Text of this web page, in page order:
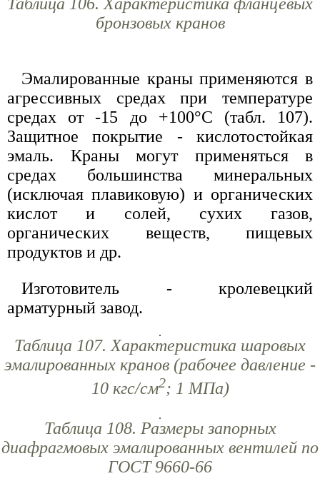
Таблица 106. Характеристика фланцевых
бронзовых кранов
Эмалированные краны применяются в
агрессивных средах при температуре
средах от -15 до +100°С (табл. 107).
Защитное покрытие - кислотостойкая
эмаль. Краны могут применяться в
средах большинства минеральных
(исключая плавиковую) и органических
кислот и солей, сухих газов,
органических веществ, пищевых
продуктов и др.
Изготовитель - кролевецкий
арматурный завод.
Таблица 107. Характеристика шаровых
эмалированных кранов (рабочее давление -
10 кгс/см2; 1 МПа)
Таблица 108. Размеры запорных
диафрагмовых эмалированных вентилей по
ГОСТ 9660-66